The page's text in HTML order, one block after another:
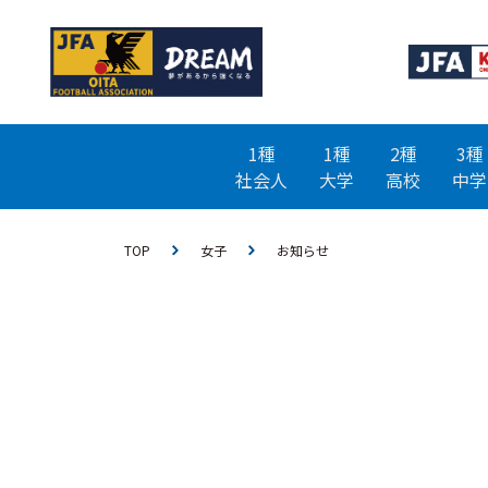
1種
社会人
1種
大学
2種
高校
3種
中学
TOP 女子 お知らせ